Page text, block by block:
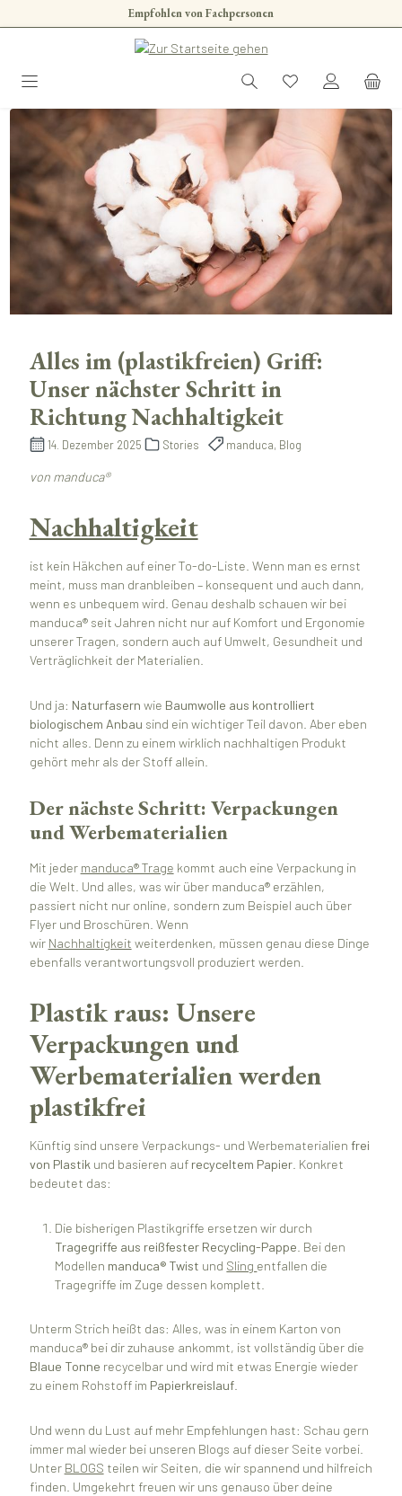
Zum Hauptinhalt springenEmpfohlen von Fachpersonen
Alles im (plastikfreien) Griff:
Unser nächster Schritt in
Richtung Nachhaltigkeit
14. Dezember 2025 Stories manduca, Blog
von manduca®
Nachhaltigkeit
ist kein Häkchen auf einer To-do-Liste. Wenn man es ernst
meint, muss man dranbleiben – konsequent und auch dann,
wenn es unbequem wird. Genau deshalb schauen wir bei
manduca® seit Jahren nicht nur auf Komfort und Ergonomie
unserer Tragen, sondern auch auf Umwelt, Gesundheit und
Verträglichkeit der Materialien.
Und ja: Naturfasern wie Baumwolle aus kontrolliert
biologischem Anbau sind ein wichtiger Teil davon. Aber eben
nicht alles. Denn zu einem wirklich nachhaltigen Produkt
gehört mehr als der Stoff allein.
Der nächste Schritt: Verpackungen
und Werbematerialien
Mit jeder manduca® Trage kommt auch eine Verpackung in
die Welt. Und alles, was wir über manduca® erzählen,
passiert nicht nur online, sondern zum Beispiel auch über
Flyer und Broschüren. Wenn
wir Nachhaltigkeit weiterdenken, müssen genau diese Dinge
ebenfalls verantwortungsvoll produziert werden.
Plastik raus: Unsere
Verpackungen und
Werbematerialien werden
plastikfrei
Künftig sind unsere Verpackungs- und Werbematerialien frei
von Plastik und basieren auf recyceltem Papier. Konkret
bedeutet das:
Die bisherigen Plastikgriffe ersetzen wir durch
Tragegriffe aus reißfester Recycling-Pappe . Bei den
Modellen manduca® Twist und Sling entfallen die
Tragegriffe im Zuge dessen komplett.
Unterm Strich heißt das: Alles, was in einem Karton von
manduca® bei dir zuhause ankommt, ist vollständig über die
Blaue Tonne recycelbar und wird mit etwas Energie wieder
zu einem Rohstoff im Papierkreislauf.
Und wenn du Lust auf mehr Empfehlungen hast: Schau gern
immer mal wieder bei unseren Blogs auf dieser Seite vorbei.
Unter BLOGS teilen wir Seiten, die wir spannend und hilfreich
finden. Umgekehrt freuen wir uns genauso über deine